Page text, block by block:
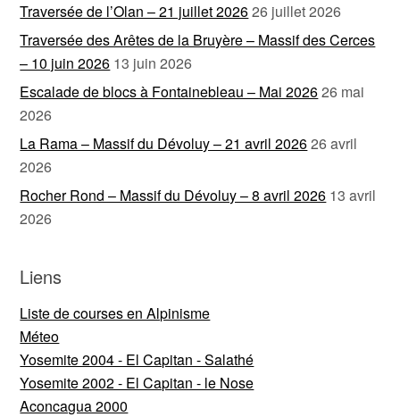
Traversée de l’Olan – 21 juillet 202626 juillet 2026
Traversée des Arêtes de la Bruyère – Massif des Cerces
– 10 juin 2026 13 juin 2026
Escalade de blocs à Fontainebleau – Mai 202626 mai
2026
La Rama – Massif du Dévoluy – 21 avril 202626 avril
2026
Rocher Rond – Massif du Dévoluy – 8 avril 2026 13 avril
2026
Liens
Liste de courses en Alpinisme
Méteo
Yosemite 2004 - El Capitan - Salathé
Yosemite 2002 - El Capitan - le Nose
Aconcagua 2000